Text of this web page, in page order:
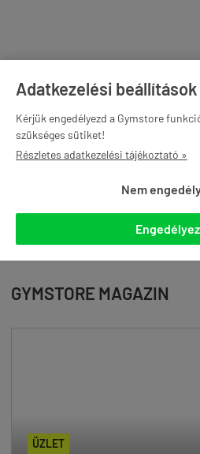
Adatkezelési beállítások
Kérjük engedélyezd a Gymstore
szükséges sütiket!
Részletes adatkezelési tájékoztató »
Nem
TOP MÁRKÁK
Összes
GYMSTORE MAGAZIN
ÜZLET